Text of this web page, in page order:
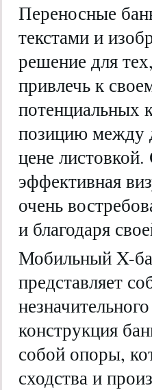
Переносные
текстами и
решение для
привлечь к
потенциальных
позицию между
цене
эффективная
очень
и благодаря
Мобильный X-
представляет
конструкция
собой опоры,
сходства и